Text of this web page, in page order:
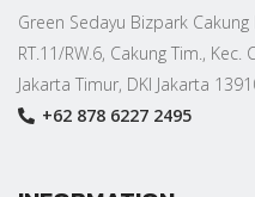
Green Sedayu Bizpark
RT.11/RW.6, Cakung Tim., Kec.
Jakarta Timur, DKI Jakarta
+62 878 6227 2495